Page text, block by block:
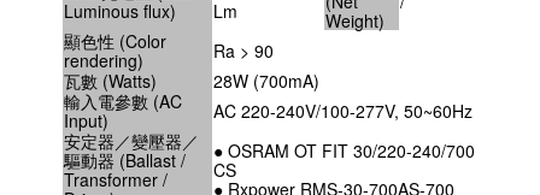
Luminous flux)
Lm
Weight)
顯色性 (Color
rendering)
Ra > 90
瓦數 (Watts)
28W (700mA)
輸入電參數 (AC
Input)
AC 220-240V/100-277V, 50~60Hz
安定器／變壓器／
驅動器 (Ballast /
Transformer /
● OSRAM OT FIT 30/220-240/700
CS
● Rxpower RMS-30-700AS-700